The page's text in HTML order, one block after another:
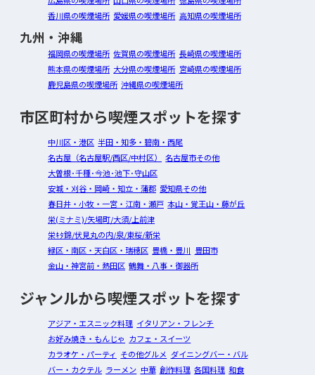
香川県の喫煙場所 愛媛県の喫煙場所 高知県の喫煙場所
九州・沖縄
福岡県の喫煙場所 佐賀県の喫煙場所 長崎県の喫煙場所
熊本県の喫煙場所 大分県の喫煙場所 宮崎県の喫煙場所
鹿児島県の喫煙場所 沖縄県の喫煙場所
市区町村から喫煙スポットを探す
中川区・港区 半田・知多・碧南・西尾
名古屋（名古屋駅/西区/中村区）
名古屋市その他
大曽根･千種･今池･池下･守山区
安城・刈谷・岡崎・知立・蒲郡 愛知県その他
春日井・小牧・一宮・江南・瀬戸 本山・覚王山・藤が丘
栄(ミナミ)/矢場町/大須/上前津
栄ｷﾀ錦/伏見丸の内/泉/東桜/新栄
緑区・南区・天白区・瑞穂区 豊橋・豊川 豊田市
金山・神宮前・熱田区 鶴舞・八事・御器所
ジャンルから喫煙スポットを探す
アジア・エスニック料理 イタリアン・フレンチ
お好み焼き・もんじゃ カフェ・スイーツ
カラオケ・パーティ その他グルメ ダイニングバー・バル
バー・カクテル ラーメン 中華 創作料理 各国料理 和食